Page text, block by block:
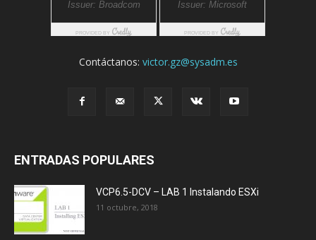
Contáctanos: victor.gz@sysadm.es
ENTRADAS POPULARES
VCP6.5-DCV – LAB 1 Instalando ESXi
11 octubre, 2018